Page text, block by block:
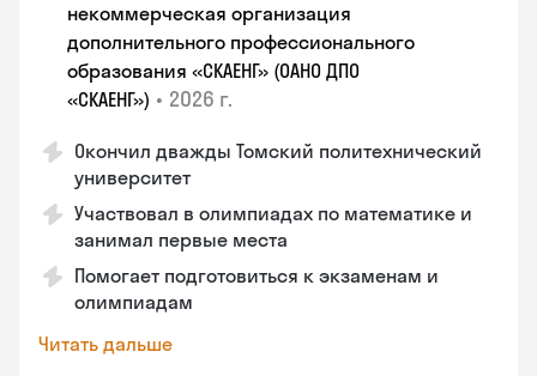
некоммерческая организация
дополнительного профессионального
образования «СКАЕНГ» (ОАНО ДПО
«СКАЕНГ») • 2026 г.
Окончил дважды Томский политехнический
университет
Участвовал в олимпиадах по математике и
занимал первые места
Помогает подготовиться к экзаменам и
олимпиадам
Читать дальше